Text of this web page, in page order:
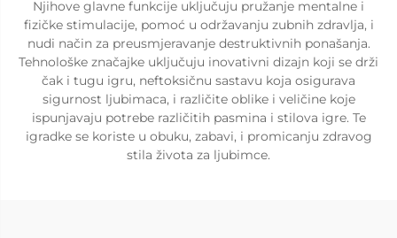
Njihove glavne funkcije uključuju pružanje mentalne i
fizičke stimulacije, pomoć u održavanju zubnih zdravlja, i
nudi način za preusmjeravanje destruktivnih ponašanja.
Tehnološke značajke uključuju inovativni dizajn koji se drži
čak i tugu igru, neftoksičnu sastavu koja osigurava
sigurnost ljubimaca, i različite oblike i veličine koje
ispunjavaju potrebe različitih pasmina i stilova igre. Te
igradke se koriste u obuku, zabavi, i promicanju zdravog
stila života za ljubimce.